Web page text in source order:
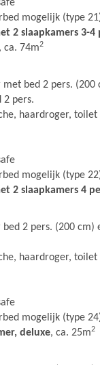
mogelijk (type
2 slaapkamers 3-4
ca. 74m2
met bed 2 pers.
2 pers.
haardroger, toilet
mogelijk (type
2 slaapkamers 4
bed 2 pers. (200
haardroger, toilet
mogelijk (type
deluxe, ca. 25m2